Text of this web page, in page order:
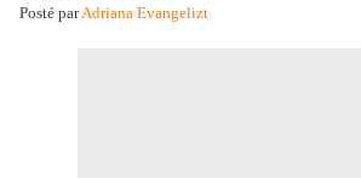
Posté parAdriana Evangelizt